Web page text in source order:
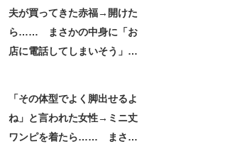
夫が買ってきた赤福→開けた
ら…… まさかの中身に「お
店に電話してしまいそう」
「その体型でよく脚出せるよ
ね」と言われた女性→ミニ丈
ワンピを着たら…… まさか